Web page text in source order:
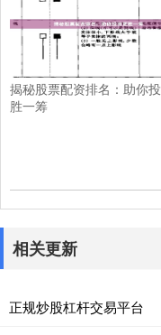
揭秘股票配资排名：助你
胜一筹
相关更新
正规炒股杠杆交易平台